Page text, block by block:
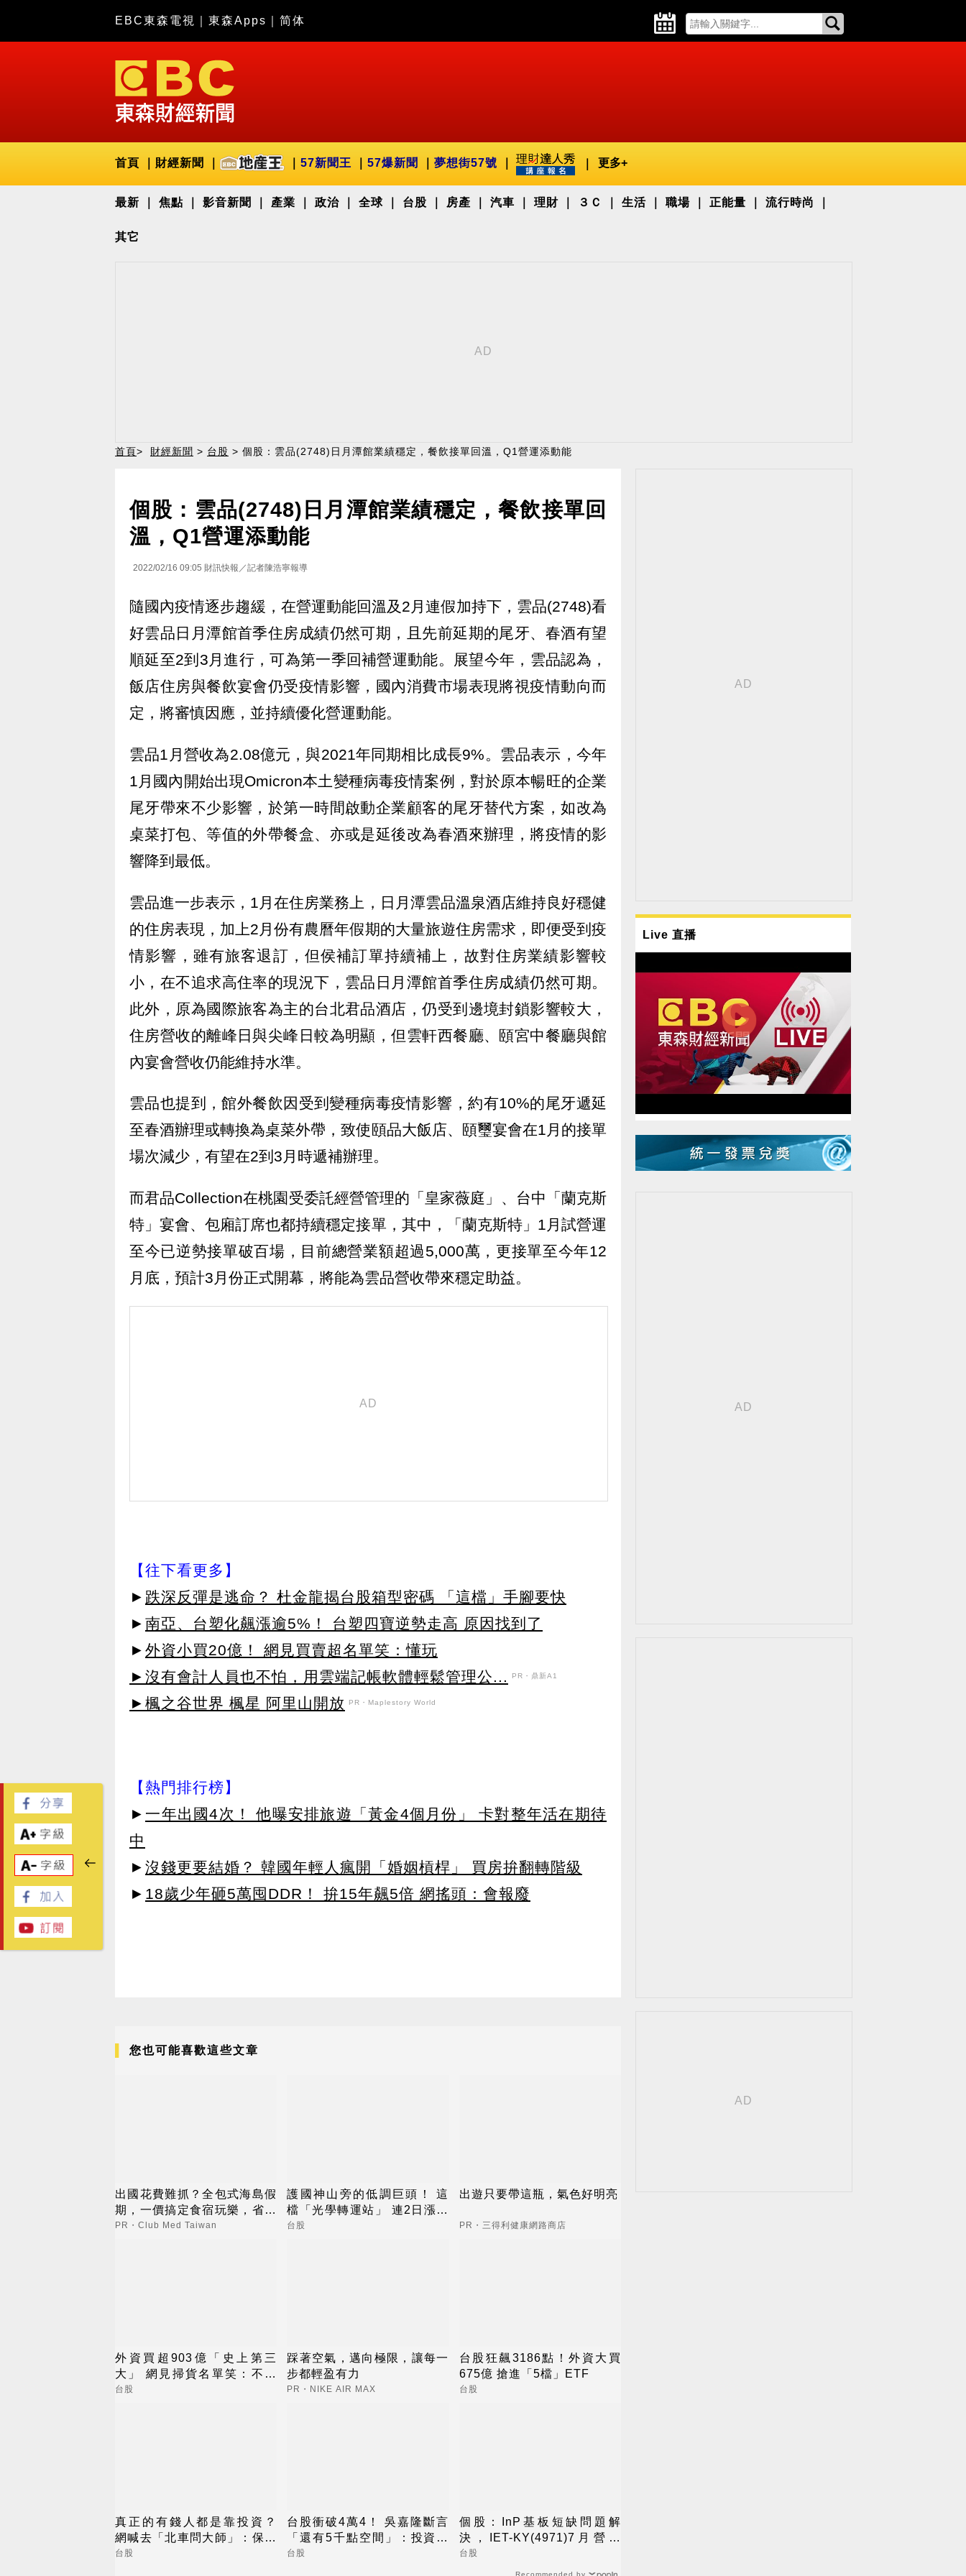
EBC東森電視 東森Apps 简体
首頁 財經新聞 57新聞王 57爆新聞 夢想街57號 更多+
最新 焦點 影音新聞 產業 政治 全球 台股 房產 汽車 理財 ３Ｃ 生活 職場 正能量 流行時尚
其它
首頁> 財經新聞 > 台股 > 個股：雲品(2748)日月潭館業績穩定，餐飲接單回溫，Q1營運添動能
個股：雲品(2748)日月潭館業績穩定，餐飲接單回
溫，Q1營運添動能
2022/02/16 09:05 財訊快報／記者陳浩寧報導
隨國內疫情逐步趨緩，在營運動能回溫及2月連假加持下，雲品(2748)看
好雲品日月潭館首季住房成績仍然可期，且先前延期的尾牙、春酒有望
順延至2到3月進行，可為第一季回補營運動能。展望今年，雲品認為，
飯店住房與餐飲宴會仍受疫情影響，國內消費市場表現將視疫情動向而
定，將審慎因應，並持續優化營運動能。
雲品1月營收為2.08億元，與2021年同期相比成長9%。雲品表示，今年
1月國內開始出現Omicron本土變種病毒疫情案例，對於原本暢旺的企業
尾牙帶來不少影響，於第一時間啟動企業顧客的尾牙替代方案，如改為
桌菜打包、等值的外帶餐盒、亦或是延後改為春酒來辦理，將疫情的影
響降到最低。
雲品進一步表示，1月在住房業務上，日月潭雲品溫泉酒店維持良好穩健
的住房表現，加上2月份有農曆年假期的大量旅遊住房需求，即便受到疫
情影響，雖有旅客退訂，但侯補訂單持續補上，故對住房業績影響較
小，在不追求高住率的現況下，雲品日月潭館首季住房成績仍然可期。
此外，原為國際旅客為主的台北君品酒店，仍受到邊境封鎖影響較大，
住房營收的離峰日與尖峰日較為明顯，但雲軒西餐廳、頤宮中餐廳與館
內宴會營收仍能維持水準。
雲品也提到，館外餐飲因受到變種病毒疫情影響，約有10%的尾牙遞延
至春酒辦理或轉換為桌菜外帶，致使頤品大飯店、頤璽宴會在1月的接單
場次減少，有望在2到3月時遞補辦理。
而君品Collection在桃園受委託經營管理的「皇家薇庭」、台中「蘭克斯
特」宴會、包廂訂席也都持續穩定接單，其中，「蘭克斯特」1月試營運
至今已逆勢接單破百場，目前總營業額超過5,000萬，更接單至今年12
月底，預計3月份正式開幕，將能為雲品營收帶來穩定助益。
【往下看更多】
► 跌深反彈是逃命？ 杜金龍揭台股箱型密碼 「這檔」手腳要快
► 南亞、台塑化飆漲逾5%！ 台塑四寶逆勢走高 原因找到了
► 外資小買20億！ 網見買賣超名單笑：懂玩
►沒有會計人員也不怕，用雲端記帳軟體輕鬆管理公...
PR・鼎新A1
►楓之谷世界 楓星 阿里山開放 PR・Maplestory World
【熱門排行榜】
► 一年出國4次！ 他曝安排旅遊「黃金4個月份」 卡對整年活在期待
中
► 沒錢更要結婚？ 韓國年輕人瘋開「婚姻槓桿」 買房拚翻轉階級
► 18歲少年砸5萬囤DDR！ 拚15年飆5倍 網搖頭：會報廢
您也可能喜歡這些文章
出國花費難抓？全包式海島假
期，一價搞定食宿玩樂，省錢
更省心！
PR・Club Med Taiwan
護國神山旁的低調巨頭！ 這
檔「光學轉運站」 連2日漲停
創新高
台股
出遊只要帶這瓶，氣色好明亮
PR・三得利健康網路商店
外資買超903億「史上第三
大」 網見掃貨名單笑：不懂
在幹嘛
台股
踩著空氣，邁向極限，讓每一
步都輕盈有力
PR・NIKE AIR MAX
台股狂飆3186點！外資大買
675億 搶進「5檔」ETF
台股
真正的有錢人都是靠投資？
網喊去「北車問大師」：保證
專業
台股
台股衝破4萬4！ 吳嘉隆斷言
「還有5千點空間」：投資台
積電就是投資台灣
台股
個股：InP基板短缺問題解
決，IET-KY(4971)7月營收
1.05億元，重拾成長動能
台股
Recommended by
Live 直播